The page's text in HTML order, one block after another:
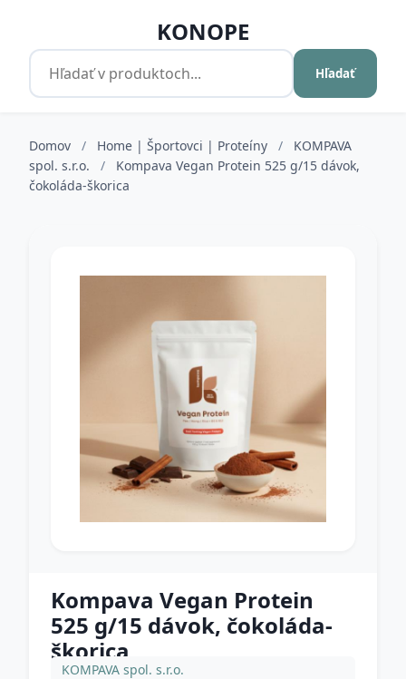
KONOPE
Hľadať
Domov / Home | Športovci | Proteíny /
KOMPAVA
spol. s.r.o.
/
Kompava Vegan Protein 525 g/15 dávok,
čokoláda-škorica
Kompava Vegan Protein
525 g/15 dávok, čokoláda-
škorica
KOMPAVA spol. s.r.o.